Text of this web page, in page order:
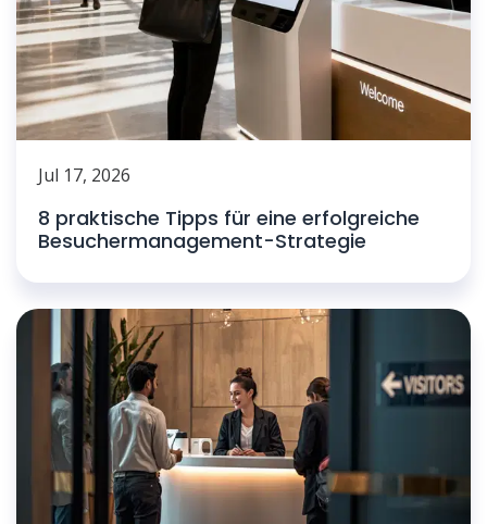
Jul 17, 2026
8 praktische Tipps für eine erfolgreiche
Besuchermanagement-Strategie